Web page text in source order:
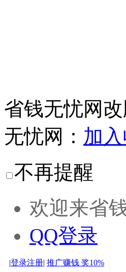
省钱无忧网
无忧网： 加
不再提醒
欢迎来省
QQ登录
|登录注册| 推广赚钱 奖10%